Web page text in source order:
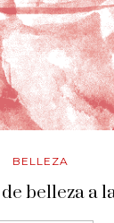
BELLEZA
belleza a